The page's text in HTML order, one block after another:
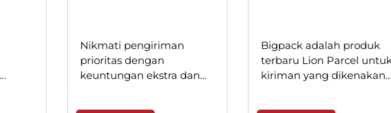
Nikmati pengiriman
prioritas dengan
keuntungan ekstra dan
Bigpack adalah produk
terbaru Lion Parcel
kiriman yang dikenakan